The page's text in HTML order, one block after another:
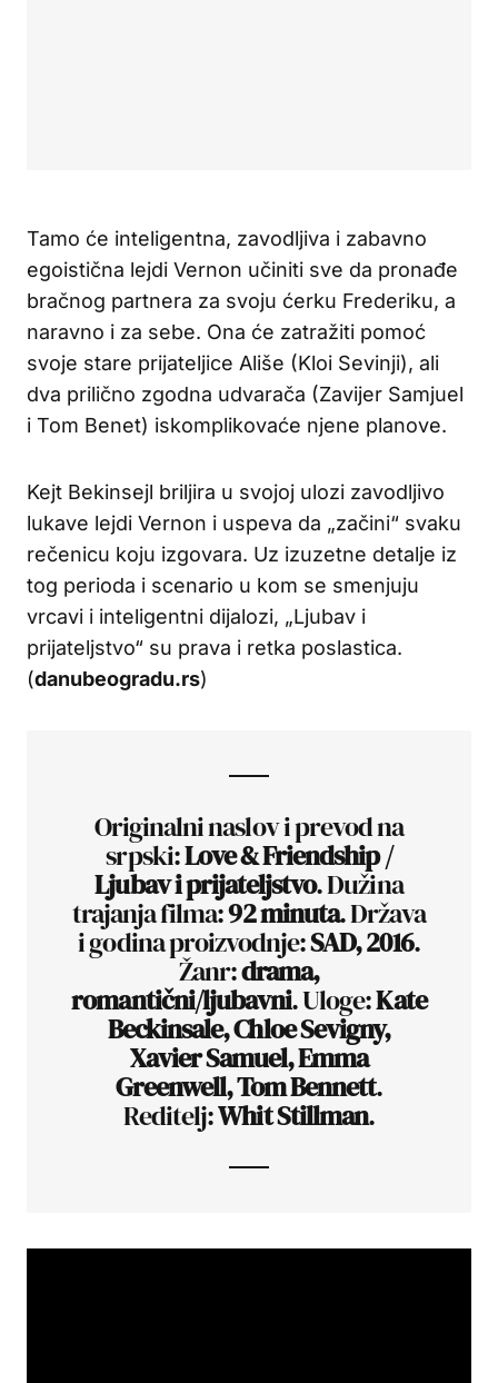
Tamo će inteligentna, zavodljiva i zabavno
egoistična lejdi Vernon učiniti sve da pronađe
bračnog partnera za svoju ćerku Frederiku, a
naravno i za sebe. Ona će zatražiti pomoć
svoje stare prijateljice Ališe (Kloi Sevinji), ali
dva prilično zgodna udvarača (Zavijer Samjuel
i Tom Benet) iskomplikovaće njene planove.
Kejt Bekinsejl briljira u svojoj ulozi zavodljivo
lukave lejdi Vernon i uspeva da „začini“ svaku
rečenicu koju izgovara. Uz izuzetne detalje iz
tog perioda i scenario u kom se smenjuju
vrcavi i inteligentni dijalozi, „Ljubav i
prijateljstvo“ su prava i retka poslastica.
(danubeogradu.rs)
Originalni naslov i prevod na
srpski:Love & Friendship /
Ljubav i prijateljstvo. Dužina
trajanja filma:92 minuta. Država
i godina proizvodnje:SAD, 2016.
Žanr:drama,
romantični/ljubavni. Uloge:Kate
Beckinsale, Chloe Sevigny,
Xavier Samuel, Emma
Greenwell, Tom Bennett.
Reditelj:Whit Stillman.